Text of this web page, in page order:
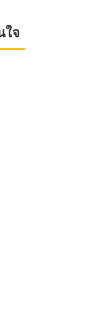
จ